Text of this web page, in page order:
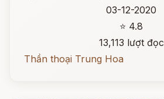
03-12-2020
⭐ 4.8
13,113 lượt đọc
Thần thoại Trung Hoa